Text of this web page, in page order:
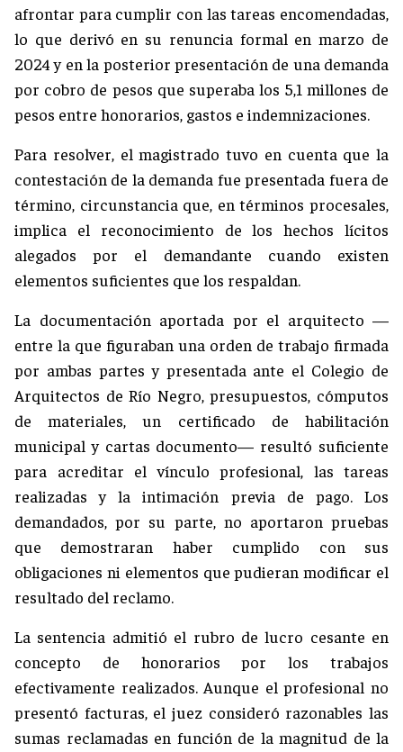
afrontar para cumplir con las tareas encomendadas,
lo que derivó en su renuncia formal en marzo de
2024 y en la posterior presentación de una demanda
por cobro de pesos que superaba los 5,1 millones de
pesos entre honorarios, gastos e indemnizaciones.
Para resolver, el magistrado tuvo en cuenta que la
contestación de la demanda fue presentada fuera de
término, circunstancia que, en términos procesales,
implica el reconocimiento de los hechos lícitos
alegados por el demandante cuando existen
elementos suficientes que los respaldan.
La documentación aportada por el arquitecto —
entre la que figuraban una orden de trabajo firmada
por ambas partes y presentada ante el Colegio de
Arquitectos de Río Negro, presupuestos, cómputos
de materiales, un certificado de habilitación
municipal y cartas documento— resultó suficiente
para acreditar el vínculo profesional, las tareas
realizadas y la intimación previa de pago. Los
demandados, por su parte, no aportaron pruebas
que demostraran haber cumplido con sus
obligaciones ni elementos que pudieran modificar el
resultado del reclamo.
La sentencia admitió el rubro de lucro cesante en
concepto de honorarios por los trabajos
efectivamente realizados. Aunque el profesional no
presentó facturas, el juez consideró razonables las
sumas reclamadas en función de la magnitud de la